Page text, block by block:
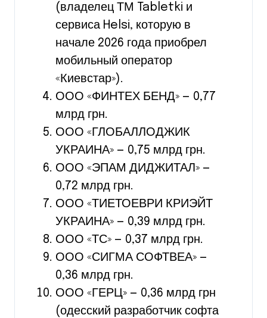
(владелец ТМ Tabletki и
сервиса Helsi, которую в
начале 2026 года приобрел
мобильный оператор
«Киевстар»).
ООО «ФИНТЕХ БЕНД» — 0,77
млрд грн.
ООО «ГЛОБАЛЛОДЖИК
УКРАИНА» — 0,75 млрд грн.
ООО «ЭПАМ ДИДЖИТАЛ» —
0,72 млрд грн.
ООО «ТИЕТОЕВРИ КРИЭЙТ
УКРАИНА» — 0,39 млрд грн.
ООО «ТС» — 0,37 млрд грн.
ООО «СИГМА СОФТВЕА» —
0,36 млрд грн.
ООО «ГЕРЦ» — 0,36 млрд грн
(одесский разработчик софта